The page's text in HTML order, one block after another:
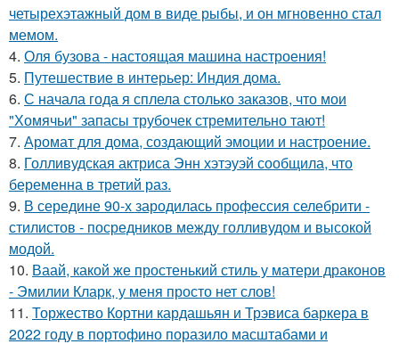
четырехэтажный дом в виде рыбы, и он мгновенно стал
мемом.
4. Оля бузова - настоящая машина настроения!
5. Путешествие в интерьер: Индия дома.
6. С начала года я сплела столько заказов, что мои
"Хомячьи" запасы трубочек стремительно тают!
7. Аромат для дома, создающий эмоции и настроение.
8. Голливудская актриса Энн хэтэуэй сообщила, что
беременна в третий раз.
9. В середине 90-х зародилась профессия селебрити -
стилистов - посредников между голливудом и высокой
модой.
10. Ваай, какой же простенький стиль у матери драконов
- Эмилии Кларк, у меня просто нет слов!
11. Торжество Кортни кардашьян и Трэвиса баркера в
2022 году в портофино поразило масштабами и